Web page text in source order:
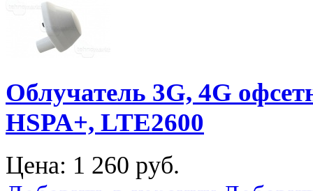
Облучатель 3G, 4G
HSPA+, LTE2600
Цена: 1 260 руб.